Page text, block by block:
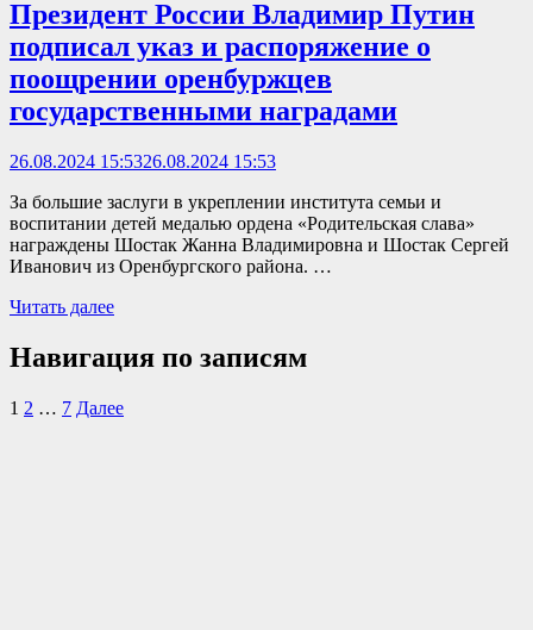
Президент России Владимир Путин
подписал указ и распоряжение о
поощрении оренбуржцев
государственными наградами
26.08.2024 15:5326.08.2024 15:53
За большие заслуги в укреплении института семьи и
воспитании детей медалью ордена «Родительская слава»
награждены Шостак Жанна Владимировна и Шостак Сергей
Иванович из Оренбургского района. …
Читать далее
Навигация по записям
1 2 … 7 Далее